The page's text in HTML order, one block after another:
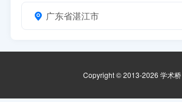
广东省湛江市
Copyright © 2013-2026 学术桥